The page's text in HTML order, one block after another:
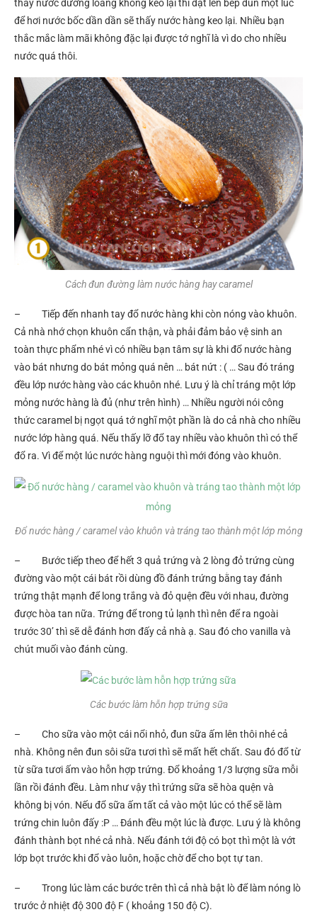
thấy nước đường loãng không keo lại thì đặt lên bếp đun một lúc
để hơi nước bốc dần dần sẽ thấy nước hàng keo lại. Nhiều bạn
thắc mắc làm mãi không đặc lại được tớ nghĩ là vì do cho nhiều
nước quá thôi.
Cách đun đường làm nước hàng hay caramel
– Tiếp đến nhanh tay đổ nước hàng khi còn nóng vào khuôn.
Cả nhà nhớ chọn khuôn cẩn thận, và phải đảm bảo vệ sinh an
toàn thực phẩm nhé vì có nhiều bạn tâm sự là khi đổ nước hàng
vào bát nhưng do bát mỏng quá nên … bát nứt : ( … Sau đó tráng
đều lớp nước hàng vào các khuôn nhé. Lưu ý là chỉ tráng một lớp
mỏng nước hàng là đủ (như trên hình) … Nhiều người nói công
thức caramel bị ngọt quá tớ nghĩ một phần là do cả nhà cho nhiều
nước lớp hàng quá. Nếu thấy lỡ đổ tay nhiều vào khuôn thì có thể
đổ ra. Vì để một lúc nước hàng nguội thì mới đóng vào khuôn.
Đổ nước hàng / caramel vào khuôn và tráng tao thành một lớp mỏng
– Bước tiếp theo để hết 3 quả trứng và 2 lòng đỏ trứng cùng
đường vào một cái bát rồi dùng đồ đánh trứng bằng tay đánh
trứng thật mạnh để long trắng và đỏ quện đều với nhau, đường
được hòa tan nữa. Trứng để trong tủ lạnh thì nên để ra ngoài
trước 30’ thì sẽ dễ đánh hơn đấy cả nhà ạ. Sau đó cho vanilla và
chút muối vào đánh cùng.
Các bước làm hỗn hợp trứng sữa
– Cho sữa vào một cái nổi nhỏ, đun sữa ấm lên thôi nhé cả
nhà. Không nên đun sôi sữa tươi thì sẽ mất hết chất. Sau đó đổ từ
từ sữa tươi ấm vào hỗn hợp trứng. Đổ khoảng 1/3 lượng sữa mỗi
lần rồi đánh đều. Làm như vậy thì trứng sữa sẽ hòa quện và
không bị vón. Nếu đổ sữa ấm tất cả vào một lúc có thể sẽ làm
trứng chin luôn đấy :P … Đánh đều một lúc là được. Lưu ý là không
đánh thành bọt nhé cả nhà. Nếu đánh tới độ có bọt thì một là vớt
lớp bọt trước khi đổ vào luôn, hoặc chờ để cho bọt tự tan.
– Trong lúc làm các bước trên thì cả nhà bật lò để làm nóng lò
trước ở nhiệt độ 300 độ F ( khoảng 150 độ C).